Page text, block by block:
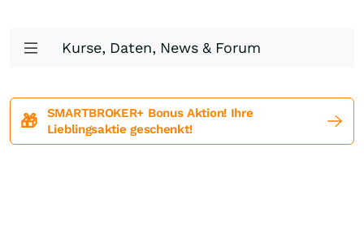
Kurse, Daten, News & Forum
🎁
SMARTBROKER+ Bonus Aktion! Ihre
Lieblingsaktie geschenkt!